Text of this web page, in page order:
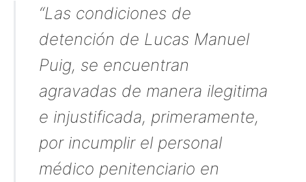
“Las condiciones de
detención de Lucas Manuel
Puig, se encuentran
agravadas de manera ilegitima
e injustificada, primeramente,
por incumplir el personal
médico penitenciario en